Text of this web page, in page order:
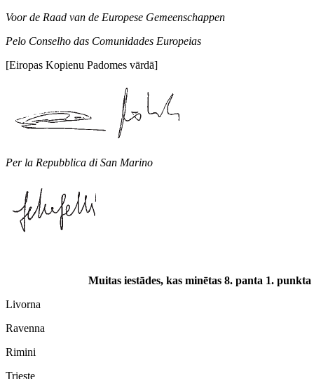
Voor de Raad van de Europese Gemeenschappen
Pelo Conselho das Comunidades Europeias
[Eiropas Kopienu Padomes vārdā]
Per la Repubblica di San Marino
Muitas iestādes, kas minētas 8. panta 1.
Livorna
Ravenna
Rimini
Trieste